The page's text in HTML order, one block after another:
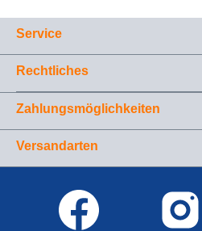
Service
Rechtliches
Zahlungsmöglichkeiten
Versandarten